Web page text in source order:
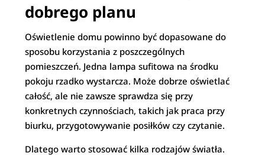
dobrego planu
Oświetlenie domu powinno być dopasowane do
sposobu korzystania z poszczególnych
pomieszczeń. Jedna lampa sufitowa na środku
pokoju rzadko wystarcza. Może dobrze oświetlać
całość, ale nie zawsze sprawdza się przy
konkretnych czynnościach, takich jak praca przy
biurku, przygotowywanie posiłków czy czytanie.
Dlatego warto stosować kilka rodzajów światła.